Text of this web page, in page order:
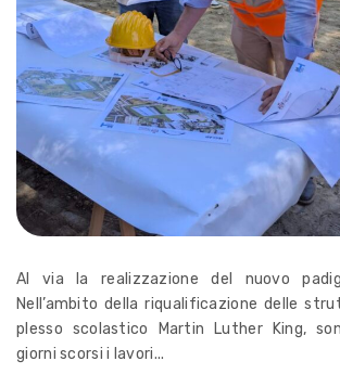
Al via la realizzazione del nuovo
Nell’ambito della riqualificazione delle
plesso scolastico Martin Luther King,
giorni scorsi i lavori...